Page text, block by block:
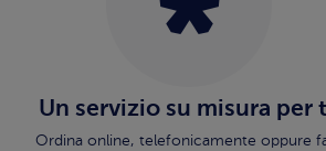
Un servizio su misura per
Ordina online, telefonicamente oppure